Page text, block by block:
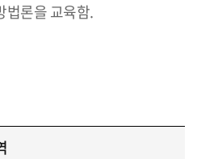
법론을 교육함.